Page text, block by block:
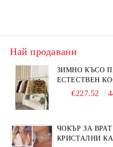
Най продавани
ЗИМНО КЪСО
ЕСТЕСТВЕН
ЛИСИЦА
€227.52
ЧОКЪР ЗА
КРИСТАЛНИ